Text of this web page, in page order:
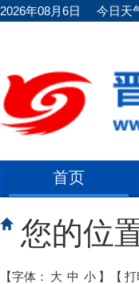
2026年08月6日 今日天
首页
您的位
【字体： 大 中 小 】 【 打